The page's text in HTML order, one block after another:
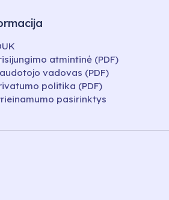
atmintinė (PDF)
vadovas (PDF)
politika (PDF)
pasirinktys